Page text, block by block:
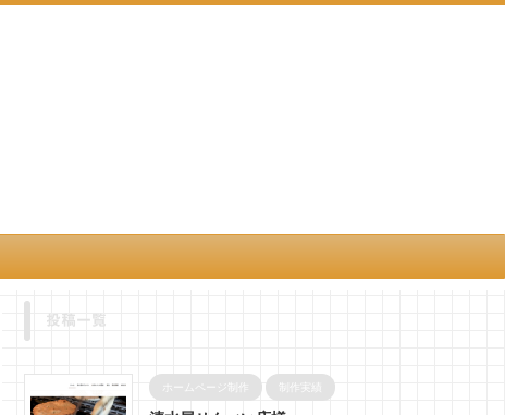
投稿一覧
ホームページ制作 制作実績